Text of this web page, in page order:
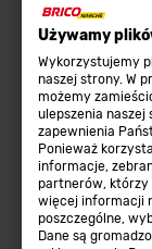
Używamy
Wykorzystujemy
naszej strony. W
możemy
ulepszenia
zapewnienia
Ponieważ
informacje,
partnerów, którzy
więcej informacji
poszczególne,
Dane są
Farby
Elektryka
Panele
Płytki
Panele
Płyty OSB/HDF
Grabie do